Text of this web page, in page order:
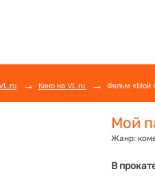
→ Кино на VL.ru → Фильм «Мой
Мой
Жанр:
В